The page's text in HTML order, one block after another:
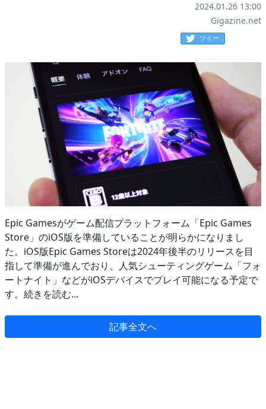
2024.01.26 13:00
Gigazine.net
ツイート
Epic Gamesがゲーム配信プラットフォーム「Epic Games
Store」のiOS版を準備していることが明らかになりまし
た。iOS版Epic Games Storeは2024年後半のリリースを目
指して準備が進んでおり、人気シューティングゲーム「フォ
ートナイト」などがiOSデバイスでプレイ可能になる予定で
す。続きを読む...
記事全文へ